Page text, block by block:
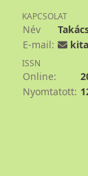
KAPCSOLAT
Név
E-mail:
ISSN
Online:
Nyomtatott: